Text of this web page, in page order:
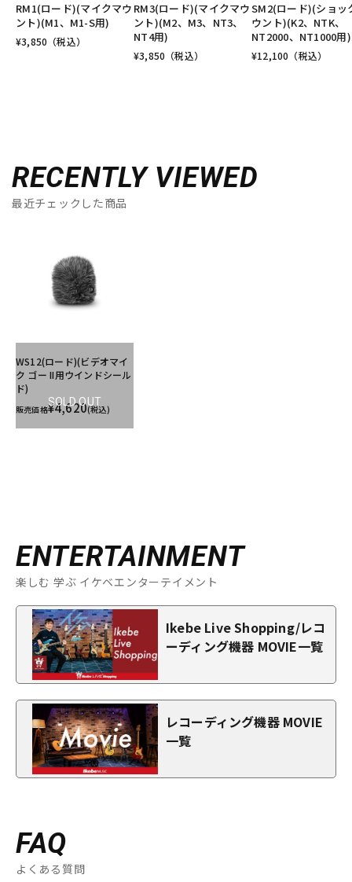
RM1(ロード)(マイクマウ
ント)(M1、M1-S用)
¥3,850 （税込）
RM3(ロード)(マイクマウ
ント)(M2、M3、NT3、
NT4用)
¥3,850 （税込）
SM2(ロード)(ショッ
ウント)(K2、NTK、
NT2000、NT1000用)
¥12,100 （税込）
RECENTLY VIEWED
最近チェックした商品
SOLD OUT
WS12(ロード)(ビデオマイ
ク ゴー II用ウインドシール
ド)
販売価格¥4,620(税込)
ENTERTAINMENT
楽しむ 学ぶ イケベエンターテイメント
Ikebe Live Shopping/レコ
ーディング機器 MOVIE一覧
レコーディング機器 MOVIE
一覧
FAQ
よくある質問